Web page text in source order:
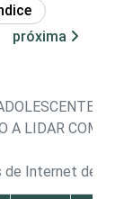
próxima
A LIDAR COM
Internet de 9 a